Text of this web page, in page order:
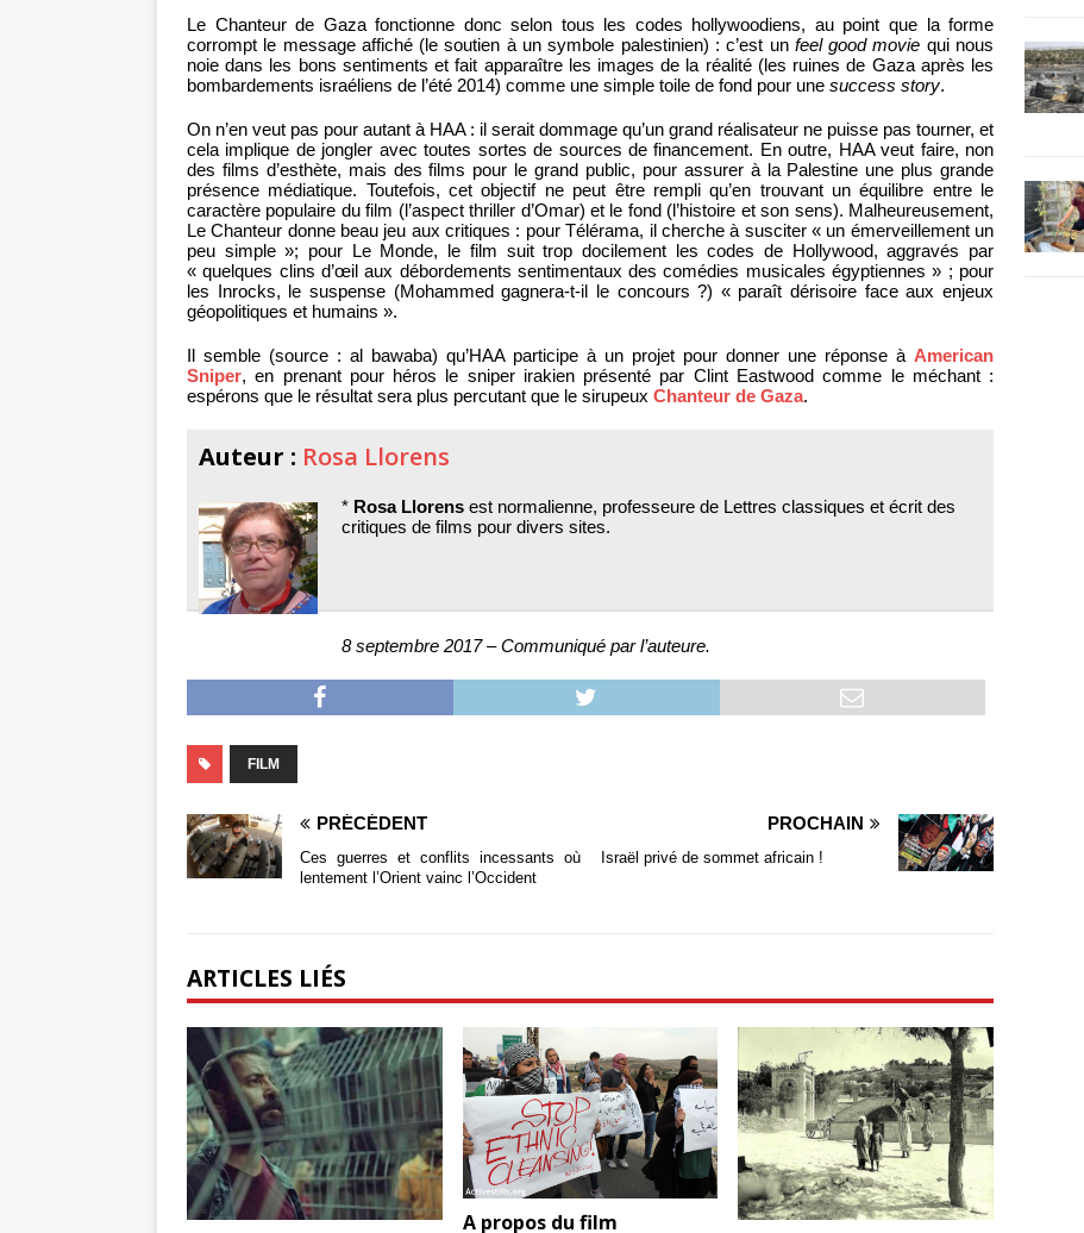
Le Chanteur de Gaza fonctionne donc selon tous les codes hollywoodiens, au point que la forme
corrompt le message affiché (le soutien à un symbole palestinien) : c’est un feel good movie qui nous
noie dans les bons sentiments et fait apparaître les images de la réalité (les ruines de Gaza après les
bombardements israéliens de l’été 2014) comme une simple toile de fond pour une success story.
On n’en veut pas pour autant à HAA : il serait dommage qu’un grand réalisateur ne puisse pas tourner, et
cela implique de jongler avec toutes sortes de sources de financement. En outre, HAA veut faire, non
des films d’esthète, mais des films pour le grand public, pour assurer à la Palestine une plus grande
présence médiatique. Toutefois, cet objectif ne peut être rempli qu’en trouvant un équilibre entre le
caractère populaire du film (l’aspect thriller d’Omar) et le fond (l’histoire et son sens). Malheureusement,
Le Chanteur donne beau jeu aux critiques : pour Télérama, il cherche à susciter « un émerveillement un
peu simple »; pour Le Monde, le film suit trop docilement les codes de Hollywood, aggravés par
« quelques clins d’œil aux débordements sentimentaux des comédies musicales égyptiennes » ; pour
les Inrocks, le suspense (Mohammed gagnera-t-il le concours ?) « paraît dérisoire face aux enjeux
géopolitiques et humains ».
Il semble (source : al bawaba) qu’HAA participe à un projet pour donner une réponse àAmerican
Sniper, en prenant pour héros le sniper irakien présenté par Clint Eastwood comme le méchant :
espérons que le résultat sera plus percutant que le sirupeux Chanteur de Gaza.
Auteur : Rosa Llorens
* Rosa Llorens est normalienne, professeure de Lettres classiques et écrit des
critiques de films pour divers sites.
8 septembre 2017 – Communiqué par l’auteure.
FILM
PRÉCÉDENT
Ces guerres et conflits incessants où
lentement l’Orient vainc l’Occident
PROCHAIN
Israël privé de sommet africain !
ARTICLES LIÉS
A propos du film